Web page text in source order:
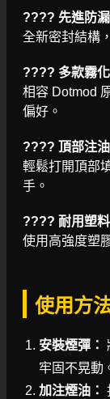
???? 先進防漏
全新密封結構
???? 多款霧化
相容 Dotmod
偏好。
???? 頂部注油
輕鬆打開頂部
手。
???? 耐用塑料
使用高強度塑
使用方
安裝煙彈：
牢固不晃動
加注煙油：